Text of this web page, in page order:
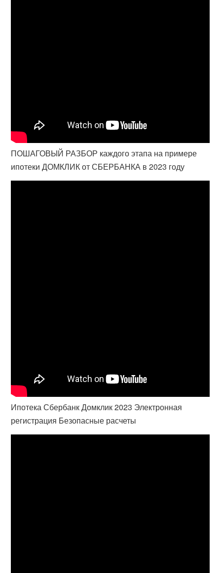
ПОШАГОВЫЙ РАЗБОР каждого этапа на примере
ипотеки ДОМКЛИК от СБЕРБАНКА в 2023 году
Ипотека Сбербанк Домклик 2023 Электронная
регистрация Безопасные расчеты